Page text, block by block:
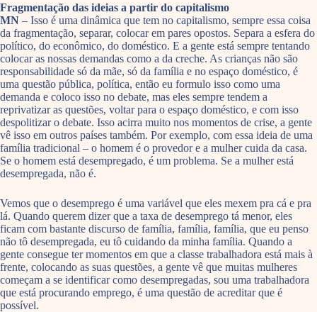
Fragmentação das ideias a partir do capitalismo
MN – Isso é uma dinâmica que tem no capitalismo, sempre essa coisa
da fragmentação, separar, colocar em pares opostos. Separa a esfera do
político, do econômico, do doméstico. E a gente está sempre tentando
colocar as nossas demandas como a da creche. As crianças não são
responsabilidade só da mãe, só da família e no espaço doméstico, é
uma questão pública, política, então eu formulo isso como uma
demanda e coloco isso no debate, mas eles sempre tendem a
reprivatizar as questões, voltar para o espaço doméstico, e com isso
despolitizar o debate. Isso acirra muito nos momentos de crise, a gente
vê isso em outros países também. Por exemplo, com essa ideia de uma
família tradicional – o homem é o provedor e a mulher cuida da casa.
Se o homem está desempregado, é um problema. Se a mulher está
desempregada, não é.
Vemos que o desemprego é uma variável que eles mexem pra cá e pra
lá. Quando querem dizer que a taxa de desemprego tá menor, eles
ficam com bastante discurso de família, família, família, que eu penso
não tô desempregada, eu tô cuidando da minha família. Quando a
gente consegue ter momentos em que a classe trabalhadora está mais à
frente, colocando as suas questões, a gente vê que muitas mulheres
começam a se identificar como desempregadas, sou uma trabalhadora
que está procurando emprego, é uma questão de acreditar que é
possível.